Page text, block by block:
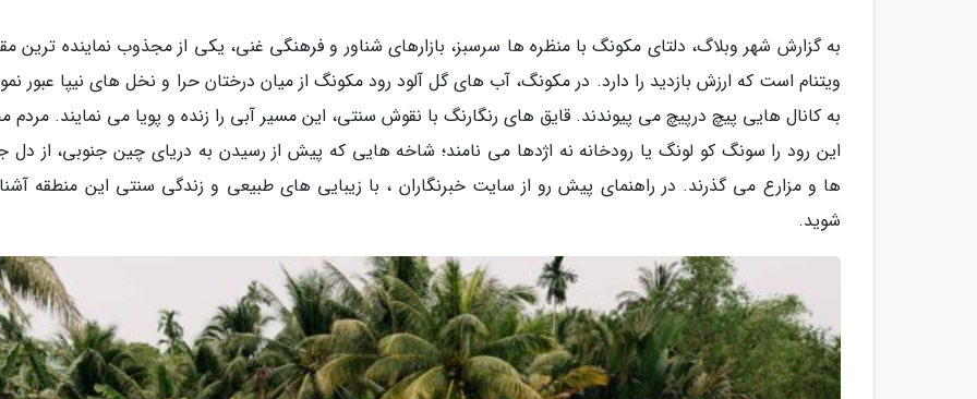
به گزارش شهر وبلاگ، دلتای مکونگ با منظره ها سرسبز، بازارهای شناور و فرهنگی غنی، یکی از مجذوب نماینده ترین
ویتنام است که ارزش بازدید را دارد. در مکونگ، آب های گل آلود رود مکونگ از میان درختان حرا و نخل های نیپا عبور
به کانال هایی پیچ درپیچ می پیوندند. قایق های رنگارنگ با نقوش سنتی، این مسیر آبی را زنده و پویا می نمایند. مردم
این رود را سونگ کو لونگ یا رودخانه نه اژدها می نامند؛ شاخه هایی که پیش از رسیدن به دریای چین جنوبی، از دل
ها و مزارع می گذرند. در راهنمای پیش رو از سایت خبرنگاران ، با زیبایی های طبیعی و زندگی سنتی این منطقه
شوید.